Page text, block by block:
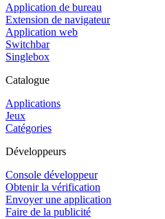
Application de bureau
Extension de navigateur
Application web
Switchbar
Singlebox
Catalogue
Applications
Jeux
Catégories
Développeurs
Console développeur
Obtenir la vérification
Envoyer une application
Faire de la publicité